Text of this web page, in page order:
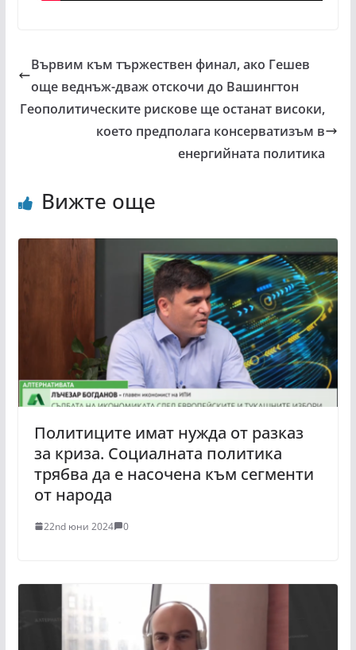
Вървим към тържествен финал, ако Гешев
още веднъж-дваж отскочи до Вашингтон
Геополитическите рискове ще останат високи,
което предполага консерватизъм в
енергийната политика
Вижте още
Политиците имат нужда от разказ
за криза. Социалната политика
трябва да е насочена към сегменти
от народа
22nd юни 2024 0